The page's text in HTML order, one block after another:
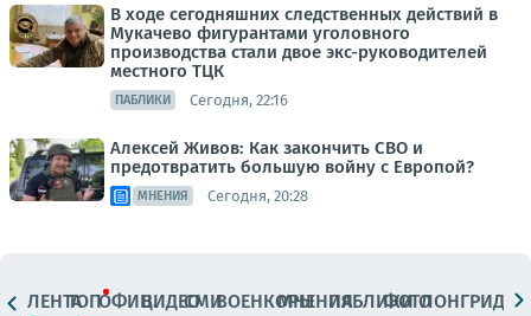
В ходе сегодняшних следственных действий в
Мукачево фигурантами уголовного
производства стали двое экс-руководителей
местного ТЦК
ПАБЛИКИ Сегодня, 22:16
Алексей Живов: Как закончить СВО и
предотвратить большую войну с Европой?
МНЕНИЯ Сегодня, 20:28
ЛЕНТАТОПОФИЦ.ВИДЕОСМИВОЕНКОРЫМНЕНИЯПАБЛИКИ
ФОТОЛОНГРИДЫ